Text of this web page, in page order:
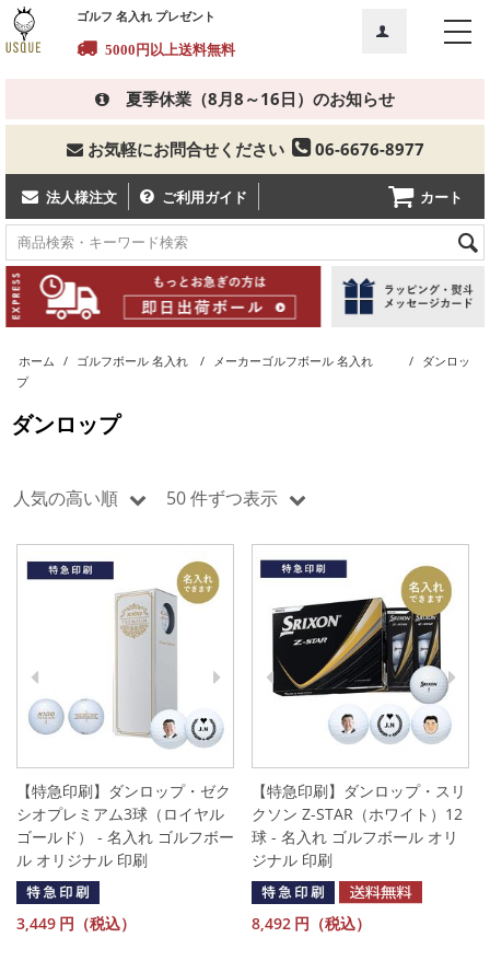
ゴルフ 名入れ プレゼント
5000円以上送料無料
夏季休業（8月8～16日）のお知らせ
お気軽にお問合せください 06-6676-8977
法人様注文 ご利用ガイド カート
ホーム / ゴルフボール 名入れ / メーカーゴルフボール 名入れ / ダンロッ
プ
ダンロップ
人気の高い順 50 件ずつ表示
【特急印刷】ダンロップ・ゼク
シオプレミアム3球（ロイヤル
ゴールド） - 名入れ ゴルフボー
ル オリジナル 印刷
3,449 円（税込）
【特急印刷】ダンロップ・スリ
クソン Z-STAR（ホワイト）12
球 - 名入れ ゴルフボール オリ
ジナル 印刷
8,492 円（税込）